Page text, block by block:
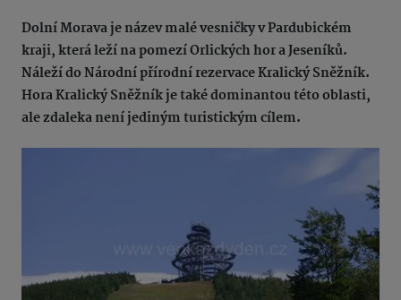
Dolní Morava je název malé vesničky v Pardubickém
kraji, která leží na pomezí Orlických hor a Jeseníků.
Náleží do Národní přírodní rezervace Kralický Sněžník.
Hora Kralický Sněžník je také dominantou této oblasti,
ale zdaleka není jediným turistickým cílem.